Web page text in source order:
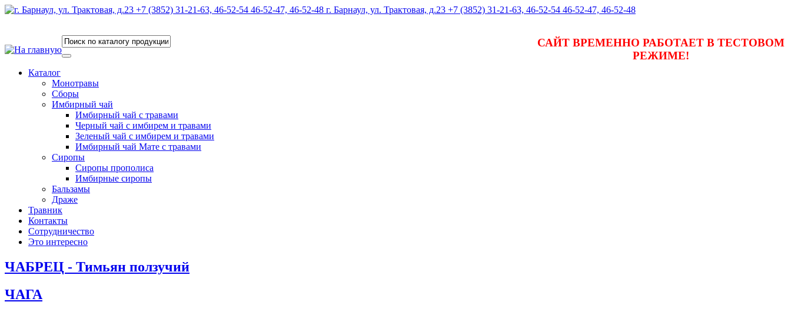
г. Барнаул, ул. Трактовая, д.23 +7 (3852) 31-21-63, 46-52-54 46-52-47, 46-52-48
САЙТ ВРЕМЕННО РАБОТАЕТ В ТЕСТОВОМ
РЕЖИМЕ!
Каталог
Монотравы
Сборы
Имбирный чай
Имбирный чай с травами
Черный чай с имбирем и травами
Зеленый чай с имбирем и травами
Имбирный чай Мате с травами
Сиропы
Сиропы прополиса
Имбирные сиропы
Бальзамы
Драже
Травник
Контакты
Сотрудничество
Это интересно
ЧАБРЕЦ - Тимьян ползучий
ЧАГА